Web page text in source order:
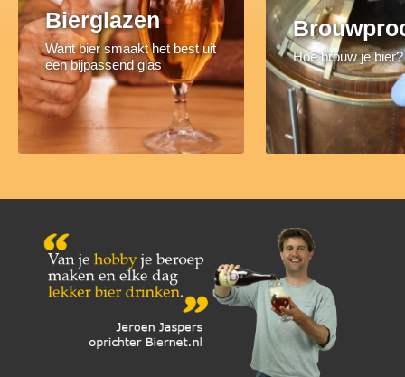
Bierglazen
Want bier smaakt het best uit
een bijpassend glas
Hoe brouw je bier?